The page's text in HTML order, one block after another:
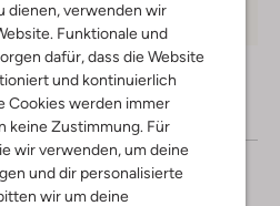
dienen, verwenden wir
Funktionale und
dafür, dass die Website
und kontinuierlich
Cookies werden immer
keine Zustimmung. Für
wir verwenden, um deine
und dir personalisierte
wir um deine